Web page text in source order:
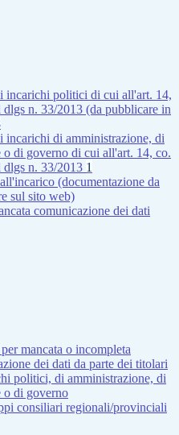
incarichi politici di cui all'art. 14,
dlgs n. 33/2013 (da pubblicare in
incarichi di amministrazione, di
o di governo di cui all'art. 14, co.
dlgs n. 33/2013 1
(documentazione da
sul sito web)
comunicazione dei dati
mancata o incompleta
dei dati da parte dei titolari
politici, di amministrazione, di
o di governo
consiliari regionali/provinciali